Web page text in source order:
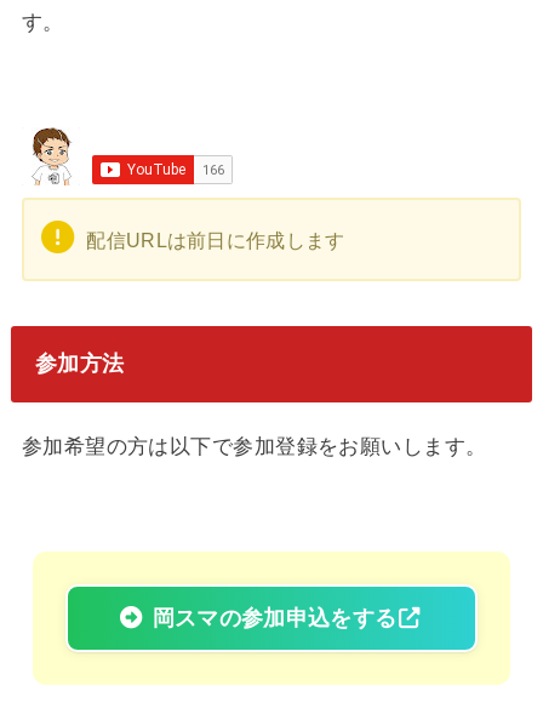
す。
配信URLは前日に作成します
参加方法
参加希望の方は以下で参加登録をお願いします。
岡スマの参加申込をする